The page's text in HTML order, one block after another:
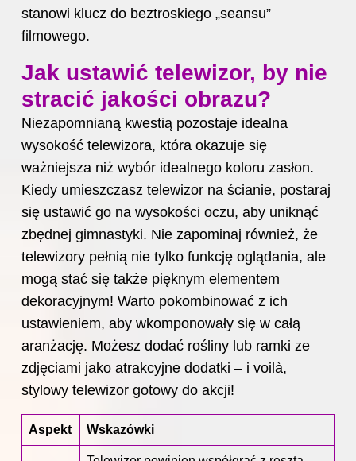
stanowi klucz do beztroskiego „seansu”
filmowego.
Jak ustawić telewizor, by nie
stracić jakości obrazu?
Niezapomnianą kwestią pozostaje idealna
wysokość telewizora, która okazuje się
ważniejsza niż wybór idealnego koloru zasłon.
Kiedy umieszczasz telewizor na ścianie, postaraj
się ustawić go na wysokości oczu, aby uniknąć
zbędnej gimnastyki. Nie zapominaj również, że
telewizory pełnią nie tylko funkcję oglądania, ale
mogą stać się także pięknym elementem
dekoracyjnym! Warto pokombinować z ich
ustawieniem, aby wkomponowały się w całą
aranżację. Możesz dodać rośliny lub ramki ze
zdjęciami jako atrakcyjne dodatki – i voilà,
stylowy telewizor gotowy do akcji!
Aspekt Wskazówki